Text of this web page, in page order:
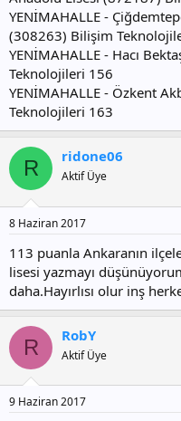
YENİMAHALLE -
(308263) Bilişim
YENİMAHALLE - Hacı
Teknolojileri 156
YENİMAHALLE - Özkent
Teknolojileri 163
R ridone06
Aktif Üye
8 Haziran 2017
113 puanla Ankaranın
lisesi yazmayı
daha.Hayırlısı olur inş
R RobY
Aktif Üye
9 Haziran 2017